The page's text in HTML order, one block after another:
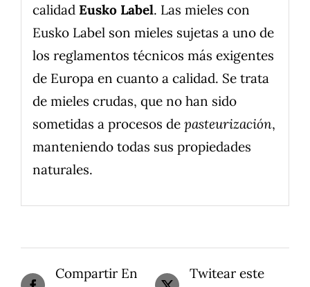
calidad Eusko Label. Las mieles con
Eusko Label son mieles sujetas a uno de
los reglamentos técnicos más exigentes
de Europa en cuanto a calidad. Se trata
de mieles crudas, que no han sido
sometidas a procesos de pasteurización,
manteniendo todas sus propiedades
naturales.
Compartir En
Twitear este